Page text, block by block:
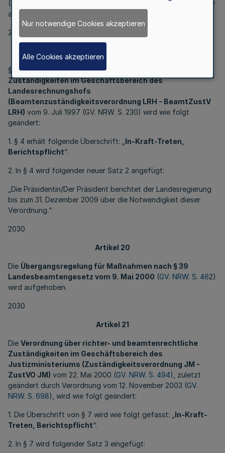
(2) Diese Verordnung tritt mit Ablauf des 30. September 2009
außer Kraft.“
2030
§ 4 derVerordnung über beamtenrechtliche
Zuständigkeiten im Geschäftsbereich des
Landesrechnungshofs
(Beamtenzuständigkeitsverordnung LRH - BeamtZustV
LRH) vom 9. Juli 1997 (GV. NRW. S. 230) wird wie folgt
geändert:
1. § 4 erhält folgende Überschrift: „ In-Kraft-Treten,
Berichtspflicht“.
2. In § 4 wird folgender neuer Satz 2 angefügt:
„Die Präsidentin/Der Präsident berichtet der Landesregierung
bis zum 31. Dezember 2009 über die Notwendigkeit dieser
Verordnung.“
2030
Artikel 20
Die Übergangsregelung für Maßnahmen nach § 39
Landesbeamtengesetz vom 9. Mai 2000 (GV. NRW. S. 462)
wird aufgehoben.
2030
Artikel 21
Die Verordnung über richter- und beamtenrechtliche
Zuständigkeiten im Geschäftsbereich des
Justizministeriums (Zuständigkeitsverordnung JM -
ZustVO JM) vom 22. Mai 2000 (GV. NRW. S. 494), zuletzt
geändert durch Verordnung vom 12. November 2003 (GV.
NRW. S. 698), wird wie folgt geändert:
1. Die Überschrift von § 7 wird wie folgt gefasst: „ In-Kraft-
Treten, Berichtspflicht“.
2. In § 7 wird folgender Satz 3 eingefügt:
Nur notwendige Cookies akzeptieren
Alle Cookies akzeptieren